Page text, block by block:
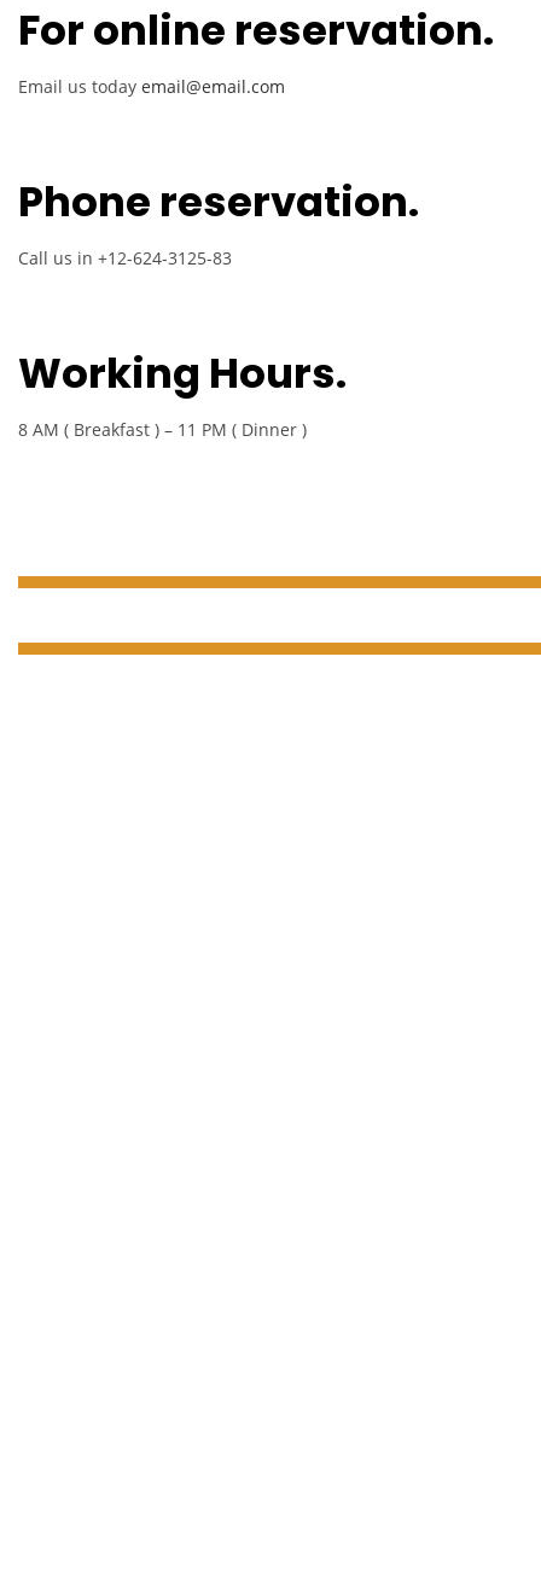
For online reservation.
Email us today email@email.com
Phone reservation.
Call us in +12-624-3125-83
Working Hours.
8 AM ( Breakfast ) – 11 PM ( Dinner )